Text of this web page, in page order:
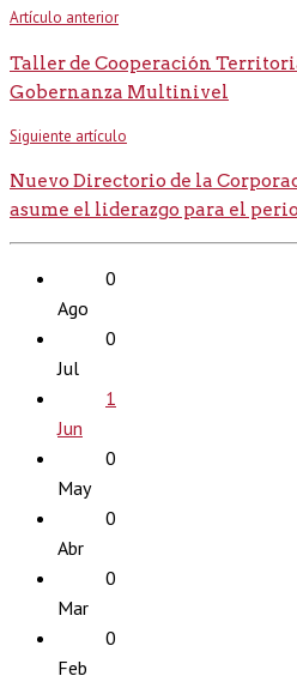
Artículo anterior
Taller de Cooperación
Gobernanza Multinivel
Siguiente artículo
Nuevo Directorio de la
asume el liderazgo para el
0
Ago
0
Jul
1
Jun
0
May
0
Abr
0
Mar
0
Feb